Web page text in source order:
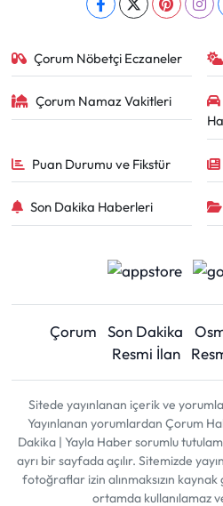
Çorum Nöbetçi Eczaneler
Çorum Namaz Vakitleri
Puan Durumu ve Fikstür
Son Dakika Haberleri
Çorum Son Dakika
Resmi İlan
Sitede yayınlanan içerik ve
Yayınlanan yorumlardan Çorum
Dakika | Yayla Haber sorumlu
ayrı bir sayfada açılır. Sitemizde
fotoğraflar izin alınmaksızın
ortamda kullanılamaz